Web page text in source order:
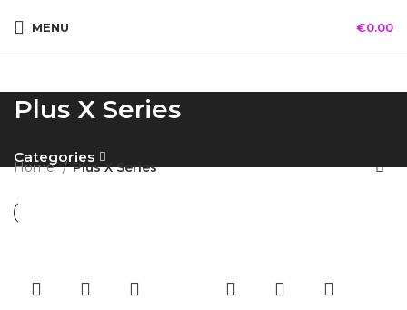
MENU €0.00
Plus X Series
Categories
Home Plus X Series